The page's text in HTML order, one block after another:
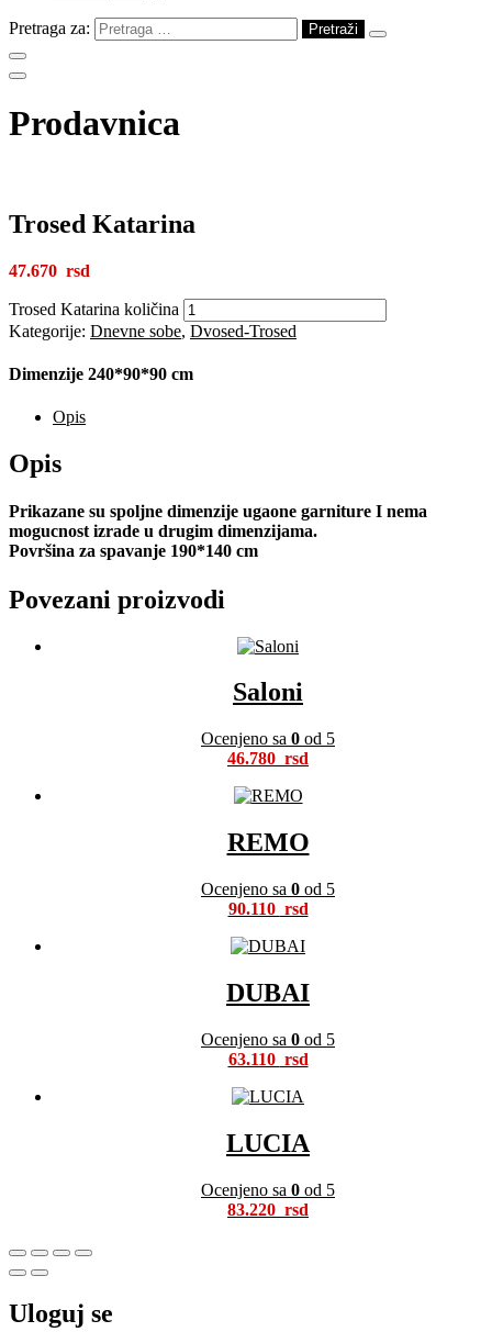
Pretraga za:
Prodavnica
Trosed Katarina
47.670
Trosed Katarina količina
Kategorije: Dnevne sobe, Dvosed-Trosed
Dimenzije 240*90*90 cm
Opis
Opis
Prikazane su spoljne dimenzije ugaone garniture I nema
mogucnost izrade u drugim dimenzijama.
Površina za spavanje 190*140 cm
Povezani proizvodi
Saloni
Ocenjeno sa 0 od 5
46.780
REMO
Ocenjeno sa 0 od 5
90.110
DUBAI
Ocenjeno sa 0 od 5
63.110
LUCIA
Ocenjeno sa 0 od 5
83.220
Uloguj se